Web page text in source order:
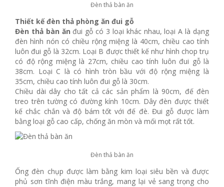
Đèn thả bàn ăn
Thiết kế đèn thả phòng ăn đui gỗ
Đèn thả bàn ăn đui gỗ có 3 loại khác nhau, loại A là dạng
đèn hình nón có chiều rộng miệng là 40cm, chiều cao tính
luôn đui gỗ là 32cm. Loại B được thiết kế như hình chop trụ
có độ rộng miệng là 27cm, chiều cao tính luôn đui gỗ là
38cm. Loại C là có hình tròn bầu với độ rộng miệng là
35cm, chiều cao tính luôn đui gỗ là 30cm.
Chiều dài dây cho tất cả các sản phẩm là 90cm, đế đèn
treo trên tường có đường kính 10cm. Dây đèn được thiết
kế chắc chắn và độ bám tốt với đế đè. Đui gỗ được làm
bằng loại gỗ cao cấp, chống ăn mòn và mối mọt rất tốt.
Đèn thả bàn ăn
Ống đèn chụp được làm bằng kim loại siêu bền và được
phủ sơn tĩnh điện màu trắng, mang lại vẻ sang trọng cho